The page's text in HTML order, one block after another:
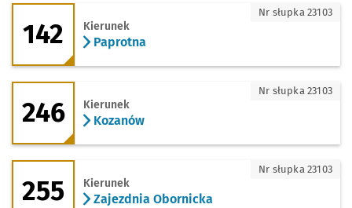
142 - kierunek Paprotna
142 Kierunek
Paprotna
Nr słupka 23103
246 - kierunek Kozanów
246 Kierunek
Kozanów
Nr słupka 23103
255 - kierunek Zajezdnia Obornicka
255 Kierunek
Zajezdnia Obornicka
Nr słupka 23103